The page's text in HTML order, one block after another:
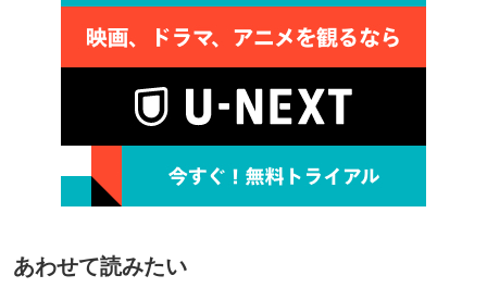
あわせて読みたい